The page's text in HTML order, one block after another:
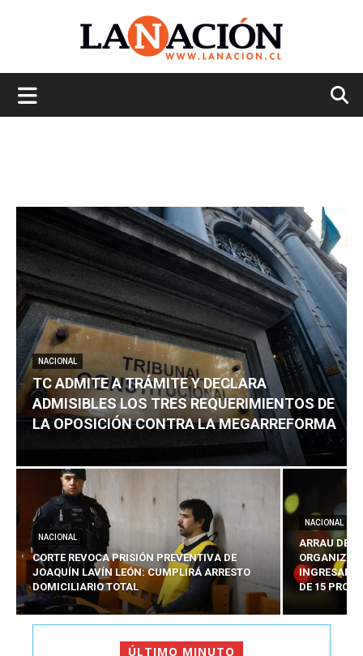
NACIONAL
TC ADMITE A TRÁMITE Y DECLARA
ADMISIBLES LOS TRES REQUERIMIENTOS DE
LA OPOSICIÓN CONTRA LA MEGARREFORMA
NACIONAL
CORTE REVOCA PRISIÓN PREVENTIVA DE
JOAQUÍN LAVÍN LEÓN: CUMPLIRÁ ARRESTO
DOMICILIARIO TOTAL
NACIONAL
ARRAU
INGRESARÁ
DE 15
ÚLTIMO MINUTO